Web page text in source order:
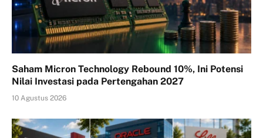
Saham Micron Technology Rebound 10%, Ini Potensi
Nilai Investasi pada Pertengahan 2027
10 Agustus 2026